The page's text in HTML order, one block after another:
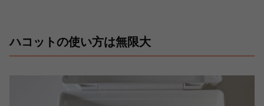
ハコットの使い方は無限大